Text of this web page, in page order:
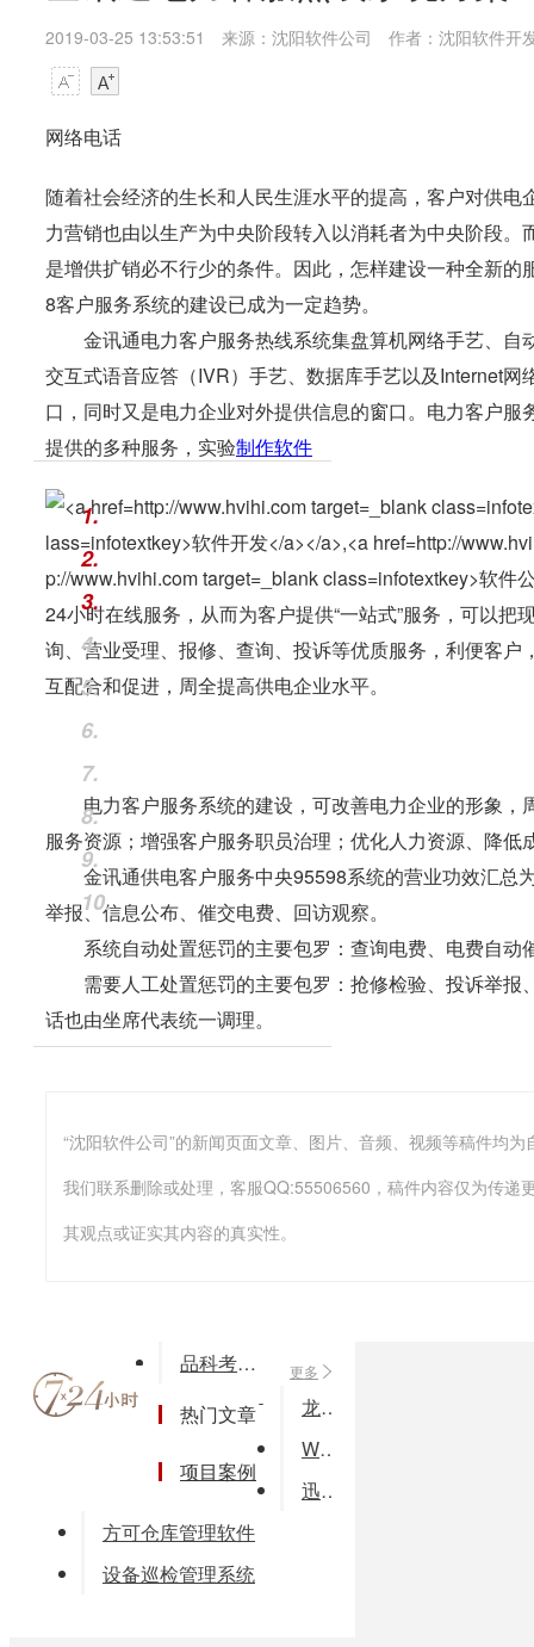
2019-03-25 13:53:51 来源：沈阳软件公司 作者：沈阳软件开
网络电话
随着社会经济的生长和人民生涯水平的提高，客户对供
力营销也由以生产为中央阶段转入以消耗者为中央阶段
是增供扩销必不行少的条件。因此，怎样建设一种全新
8客户服务系统的建设已成为一定趋势。
金讯通电力客户服务热线系统集盘算机网络手艺、自
交互式语音应答（IVR）手艺、数据库手艺以及Internet
口，同时又是电力企业对外提供信息的窗口。电力客户
提供的多种服务，实验制作软件
24小时在线服务，从而为客户提供“一站式”服务，可以
询、营业受理、报修、查询、投诉等优质服务，利便客
互配合和促进，周全提高供电企业水平。
电力客户服务系统的建设，可改善电力企业的形象，
服务资源；增强客户服务职员治理；优化人力资源、降低
金讯通供电客户服务中央95598系统的营业功效汇总
举报、信息公布、催交电费、回访观察。
系统自动处置惩罚的主要包罗：查询电费、电费自动
需要人工处置惩罚的主要包罗：抢修检验、投诉举报
话也由坐席代表统一调理。
我们联系删除或处理，客服QQ:55506560，稿件内容仅为传递
其观点或证实其内容的真实性。
更多
热门文章
1.
2.
3.
4.
5.
6.
7.
8.
9.
10.
项目案例
品科考试阅卷机促销 人力资源机构福利
龙泉管网水力建模系统解决方案
WEB服务器设计毕业论文xx
迅捷医养一体化信息平台
方可仓库管理软件
设备巡检管理系统